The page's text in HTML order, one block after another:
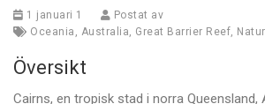
1 januari 1
Postat av
Oceania , Australia, Great Barrier Reef,
Översikt
Cairns, en tropisk stad i norra Queensland,